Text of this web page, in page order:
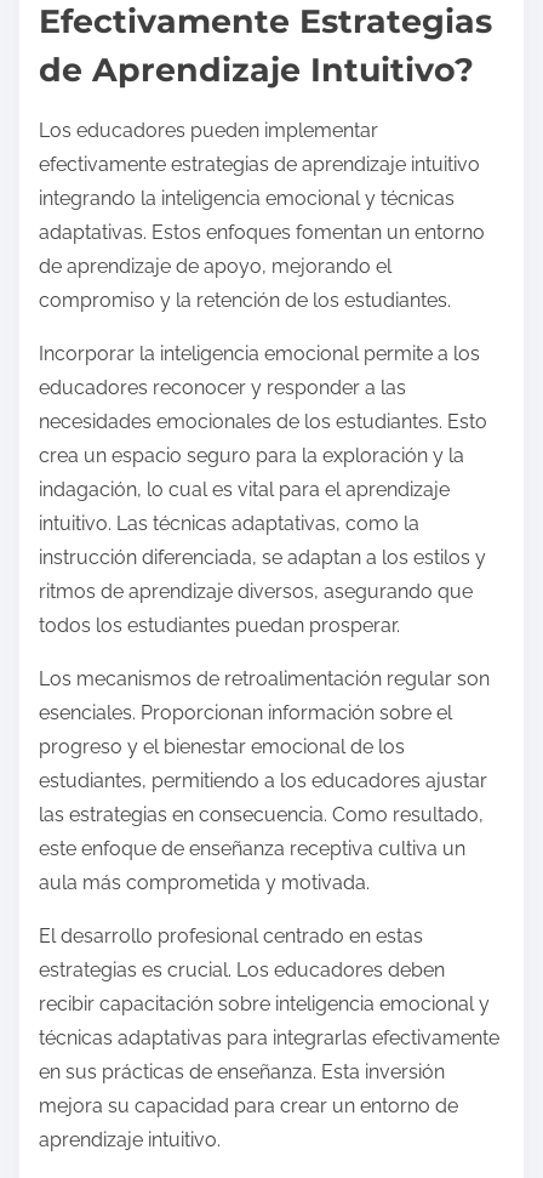
Efectivamente Estrategias
de Aprendizaje Intuitivo?
Los educadores pueden implementar
efectivamente estrategias de aprendizaje intuitivo
integrando la inteligencia emocional y técnicas
adaptativas. Estos enfoques fomentan un entorno
de aprendizaje de apoyo, mejorando el
compromiso y la retención de los estudiantes.
Incorporar la inteligencia emocional permite a los
educadores reconocer y responder a las
necesidades emocionales de los estudiantes. Esto
crea un espacio seguro para la exploración y la
indagación, lo cual es vital para el aprendizaje
intuitivo. Las técnicas adaptativas, como la
instrucción diferenciada, se adaptan a los estilos y
ritmos de aprendizaje diversos, asegurando que
todos los estudiantes puedan prosperar.
Los mecanismos de retroalimentación regular son
esenciales. Proporcionan información sobre el
progreso y el bienestar emocional de los
estudiantes, permitiendo a los educadores ajustar
las estrategias en consecuencia. Como resultado,
este enfoque de enseñanza receptiva cultiva un
aula más comprometida y motivada.
El desarrollo profesional centrado en estas
estrategias es crucial. Los educadores deben
recibir capacitación sobre inteligencia emocional y
técnicas adaptativas para integrarlas efectivamente
en sus prácticas de enseñanza. Esta inversión
mejora su capacidad para crear un entorno de
aprendizaje intuitivo.